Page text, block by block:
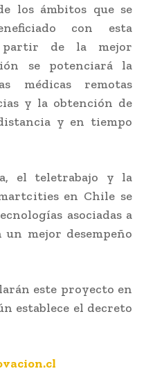
los ámbitos que se
con esta
de la mejor
se potenciará la
médicas remotas
y la obtención de
y en tiempo
el teletrabajo y la
en Chile se
asociadas a
mejor desempeño
este proyecto en
establece el decreto